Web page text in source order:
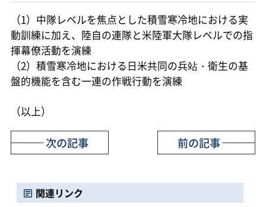
（1）中隊レベルを焦点とした積雪寒冷地における実
動訓練に加え、陸自の連隊と米陸軍大隊レベルでの指
揮幕僚活動を演練
（2）積雪寒冷地における日米共同の兵站・衛生の基
盤的機能を含む一連の作戦行動を演練
（以上）
前の記事
次の記事
関連リンク